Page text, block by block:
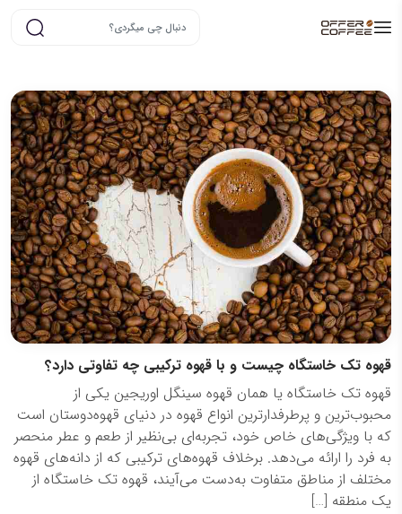
قهوه تک خاستگاه چیست و با قهوه ترکیبی چه تفاوتی دارد؟
قهوه تک خاستگاه یا همان قهوه سینگل اوریجین یکی از
محبوب‌ترین و پرطرفدارترین انواع قهوه در دنیای قهوه‌دوستان است
که با ویژگی‌های خاص خود، تجربه‌ای بی‌نظیر از طعم و عطر منحصر
به فرد را ارائه می‌دهد. برخلاف قهوه‌های ترکیبی که از دانه‌های قهوه
مختلف از مناطق متفاوت به‌دست می‌آیند، قهوه تک خاستگاه از
یک منطقه […]